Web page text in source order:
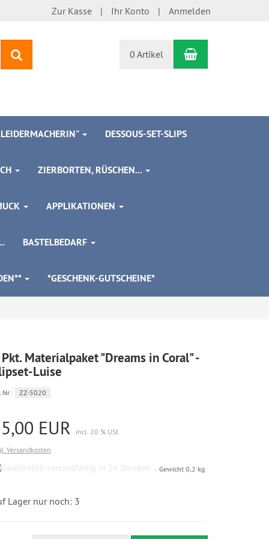
Zur Kasse Ihr Konto Anmelden
0 Artikel Warenkorb
DESSOUS-SET-SLIPS
ZIERBORTEN, RÜSCHEN...
APPLIKATIONEN
BASTELBEDARF
*GESCHENK-GUTSCHEINE*
Materialpaket "Dreams in Coral" -
Luise
ZZ-5020
EUR
incl. 20 % USt
Versandkosten
Gewöhnlich
Gewicht 0,2 kg
Lager nur noch: 3